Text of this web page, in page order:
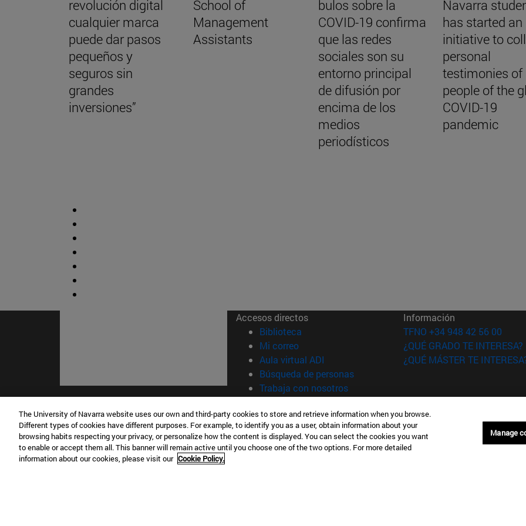
revolución digital
cualquier marca
puede dar pasos
pequeños y
seguros sin
grandes
inversiones”
School of
Management
Assistants
bulos sobre la
COVID-19 confirma
que las redes
sociales son su
entorno principal
de difusión por
encima de los
medios
periodísticos
Navarra
has started an
initiative to
personal
testimonies of
people of the
COVID-19
pandemic
Accesos directos
Biblioteca (abre en nueva ventana)
Mi correo(abre en nueva ventana)
Aula virtual ADI (abre en nueva ventana)
Búsqueda de personas(abre en nueva ventana)
Trabaja con nosotros(abre en nueva ventana)
Información
TFNO +34 948 42 56 00
¿QUÉ GRADO TE INTERESA?
¿QUÉ MÁSTER TE
© Universidad de
Navarra
Accesibilidad
Configuración de
Campus Pamplona
The University of Navarra website uses our own and third-party cookies to store and retrieve information when you browse.
Different types of cookies have different purposes. For example, to identify you as a user, obtain information about your
browsing habits respecting your privacy, or personalize how the content is displayed. You can select the cookies you want
to enable or accept them all. This banner will remain active until you choose one of the two options. For more detailed
information about our cookies, please visit our Cookie Policy.
Manage